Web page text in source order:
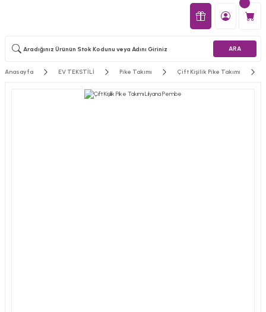
ARA
Anasayfa EV TEKSTİLİ Pike Takımı Çift Kişilik Pike Takımı